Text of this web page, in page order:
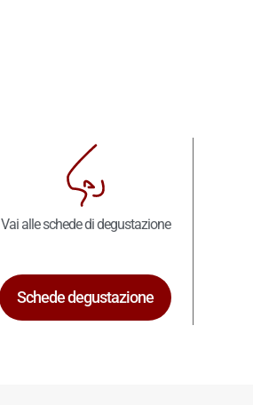
Vai alle schede di degustazione
Schede degustazione